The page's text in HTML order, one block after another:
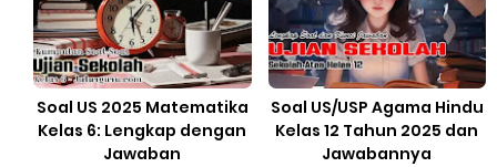
Soal US 2025 Matematika
Kelas 6: Lengkap dengan
Jawaban
Soal US/USP Agama Hindu
Kelas 12 Tahun 2025 dan
Jawabannya